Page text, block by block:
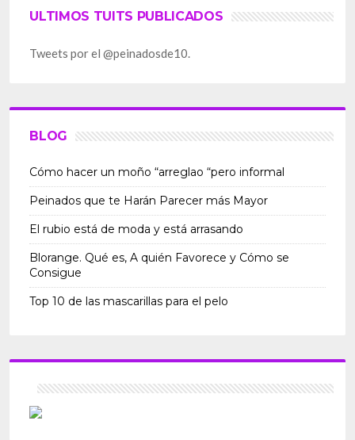
ULTIMOS TUITS PUBLICADOS
Tweets por el @peinadosde10.
BLOG
Cómo hacer un moño “arreglao “pero informal
Peinados que te Harán Parecer más Mayor
El rubio está de moda y está arrasando
Blorange. Qué es, A quién Favorece y Cómo se
Consigue
Top 10 de las mascarillas para el pelo